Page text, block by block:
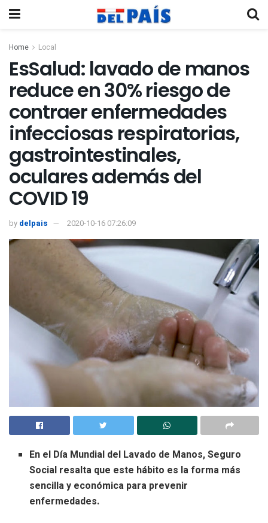
Home Local
EsSalud: lavado de manos
reduce en 30% riesgo de
contraer enfermedades
infecciosas respiratorias,
gastrointestinales,
oculares además del
COVID 19
by delpais 2020-10-16 07:26:09
En el Día Mundial del Lavado de Manos, Seguro
Social resalta que este hábito es la forma más
sencilla y económica para prevenir
enfermedades.